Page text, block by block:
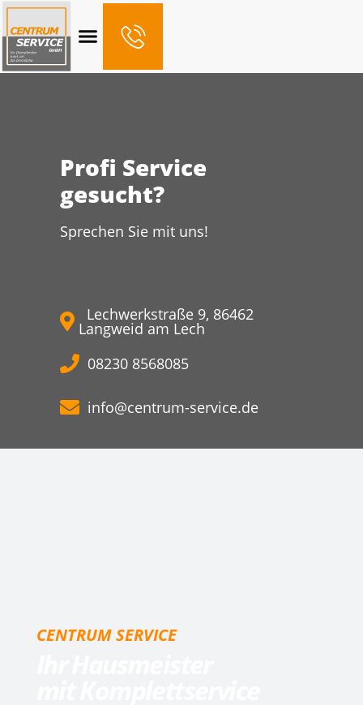
Profi Service
gesucht?
Sprechen Sie mit uns!
Lechwerkstraße 9, 86462
Langweid am Lech
08230 8568085
info@centrum-service.de
CENTRUM SERVICE